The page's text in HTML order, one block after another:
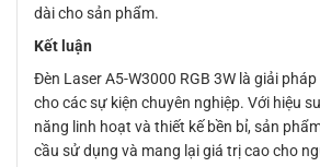
dài cho sản phẩm.
Kết luận
Đèn Laser A5-W3000 RGB 3W là giải
cho các sự kiện chuyên nghiệp. Với hiệu
năng linh hoạt và thiết kế bền bỉ, sản
cầu sử dụng và mang lại giá trị cao cho